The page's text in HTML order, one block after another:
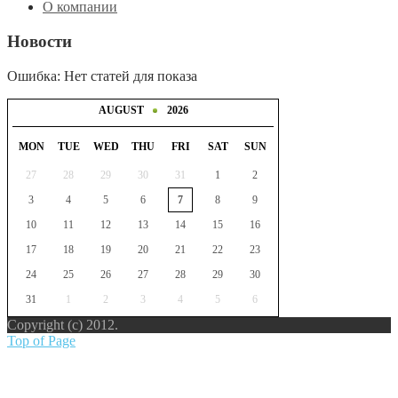
О компании
Новости
Ошибка: Нет статей для показа
AUGUST 2026
MON TUE WED THU FRI SAT SUN
27 28 29 30 31 1
2
3
4 5 6 7 8
9
10
11 12 13 14 15
16
17
18 19 20 21 22
23
24
25 26 27 28 29
30
31
1 2 3 4 5 6
Copyright (c) 2012.
Top of Page